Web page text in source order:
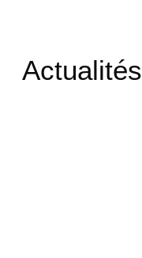
Actualités